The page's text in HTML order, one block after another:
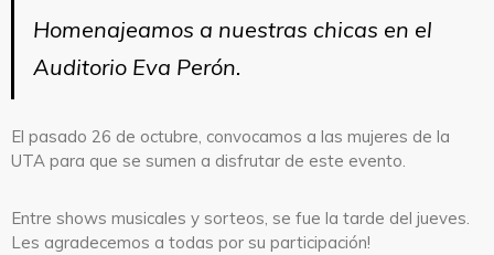
Homenajeamos a nuestras chicas en el
Auditorio Eva Perón.
El pasado 26 de octubre, convocamos a las mujeres de la
UTA para que se sumen a disfrutar de este evento.
Entre shows musicales y sorteos, se fue la tarde del jueves.
Les agradecemos a todas por su participación!